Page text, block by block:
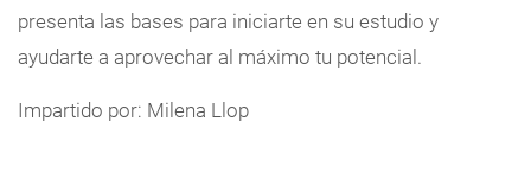
presenta las bases para iniciarte en su estudio y
ayudarte a aprovechar al máximo tu potencial.
Impartido por: Milena Llop